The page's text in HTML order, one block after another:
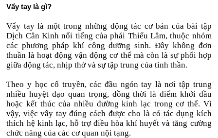
Vẩy tay là gì?
Vẩy tay là một trong những động tác cơ bản của bài tập
Dịch Cân Kinh nổi tiếng của phái Thiếu Lâm, thuộc nhóm
các phương pháp khí công dưỡng sinh. Đây không đơn
thuần là hoạt động vận động cơ thể mà còn là sự phối hợp
giữa động tác, nhịp thở và sự tập trung của tinh thần.
Theo y học cổ truyền, các đầu ngón tay là nơi tập trung
nhiều huyệt đạo quan trọng, đồng thời là điểm khởi đầu
hoặc kết thúc của nhiều đường kinh lạc trong cơ thể. Vì
vậy, việc vẩy tay đúng cách được cho là có tác dụng kích
thích hệ kinh lạc, hỗ trợ điều hòa khí huyết và tăng cường
chức năng của các cơ quan nội tạng.